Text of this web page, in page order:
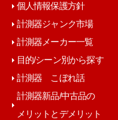
個人情報保護方針
計測器ジャンク市場
計測器メーカー一覧
目的/シーン別から探す
計測器 こぼれ話
計測器新品/中古品の
メリットとデメリット